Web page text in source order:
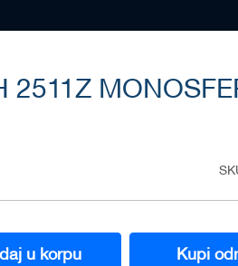
2511Z
u korpu Kupi